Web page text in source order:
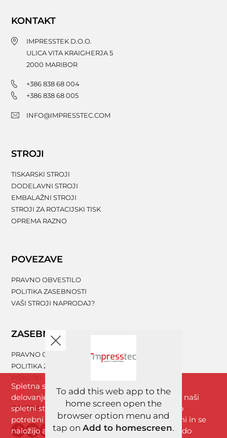
KONTAKT
IMPRESSTEK D.O.O.
ULICA VITA KRAIGHERJA 5
2000 MARIBOR
+386 838 68 004
+386 838 68 005
INFO@IMPRESSTEC.COM
STROJI
TISKARSKI STROJI
DODELAVNI STROJI
EMBALAŽNI STROJI
STROJI ZA ROTACIJSKI TISK
OPREMA RAZNO
POVEZAVE
PRAVNO OBVESTILO
POLITIKA ZASEBNOSTI
VAŠI STROJI NAPRODAJ?
ZASEBNOST
PRAVNO OBVESTILO
POLITIKA ZASEBNOSTI
SOCIALNA OMREŽJA
Spletna stran www.impresstec.com za boljše
delovanje uporablja piškotke. Z brskanjem po naši
spletni strani se strinjate s piškotki, ki so nujno
potrebni za nemoteno delovanje spletne strani in se
naložijo avtomatično. Analitični piškotki se bodo
To add this web app to the
home screen open the
browser option menu and
tap on Add to homescreen.